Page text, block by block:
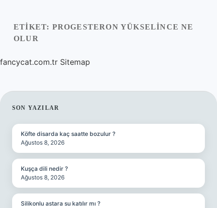
Yasal Uyarı
ETIKET: PROGESTERON YÜKSELINCE NE
OLUR
fancycat.com.tr Sitemap
SIDEBAR
SON YAZILAR
Köfte disarda kaç saatte bozulur ?
Ağustos 8, 2026
Kuşça dili nedir ?
Ağustos 8, 2026
Silikonlu astara su katılır mı ?